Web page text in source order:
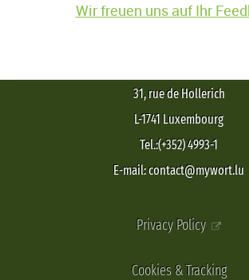
Wir freuen uns auf Ihr
31, rue de Hollerich
L-1741 Luxembourg
Tel.:(+352) 4993-1
E-mail: contact@mywort.lu
Privacy Policy
Cookies & Tracking